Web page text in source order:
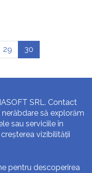
29 30
SRL. Contact
să explorăm
sau serviciile în
vizibilității
pentru descoperirea